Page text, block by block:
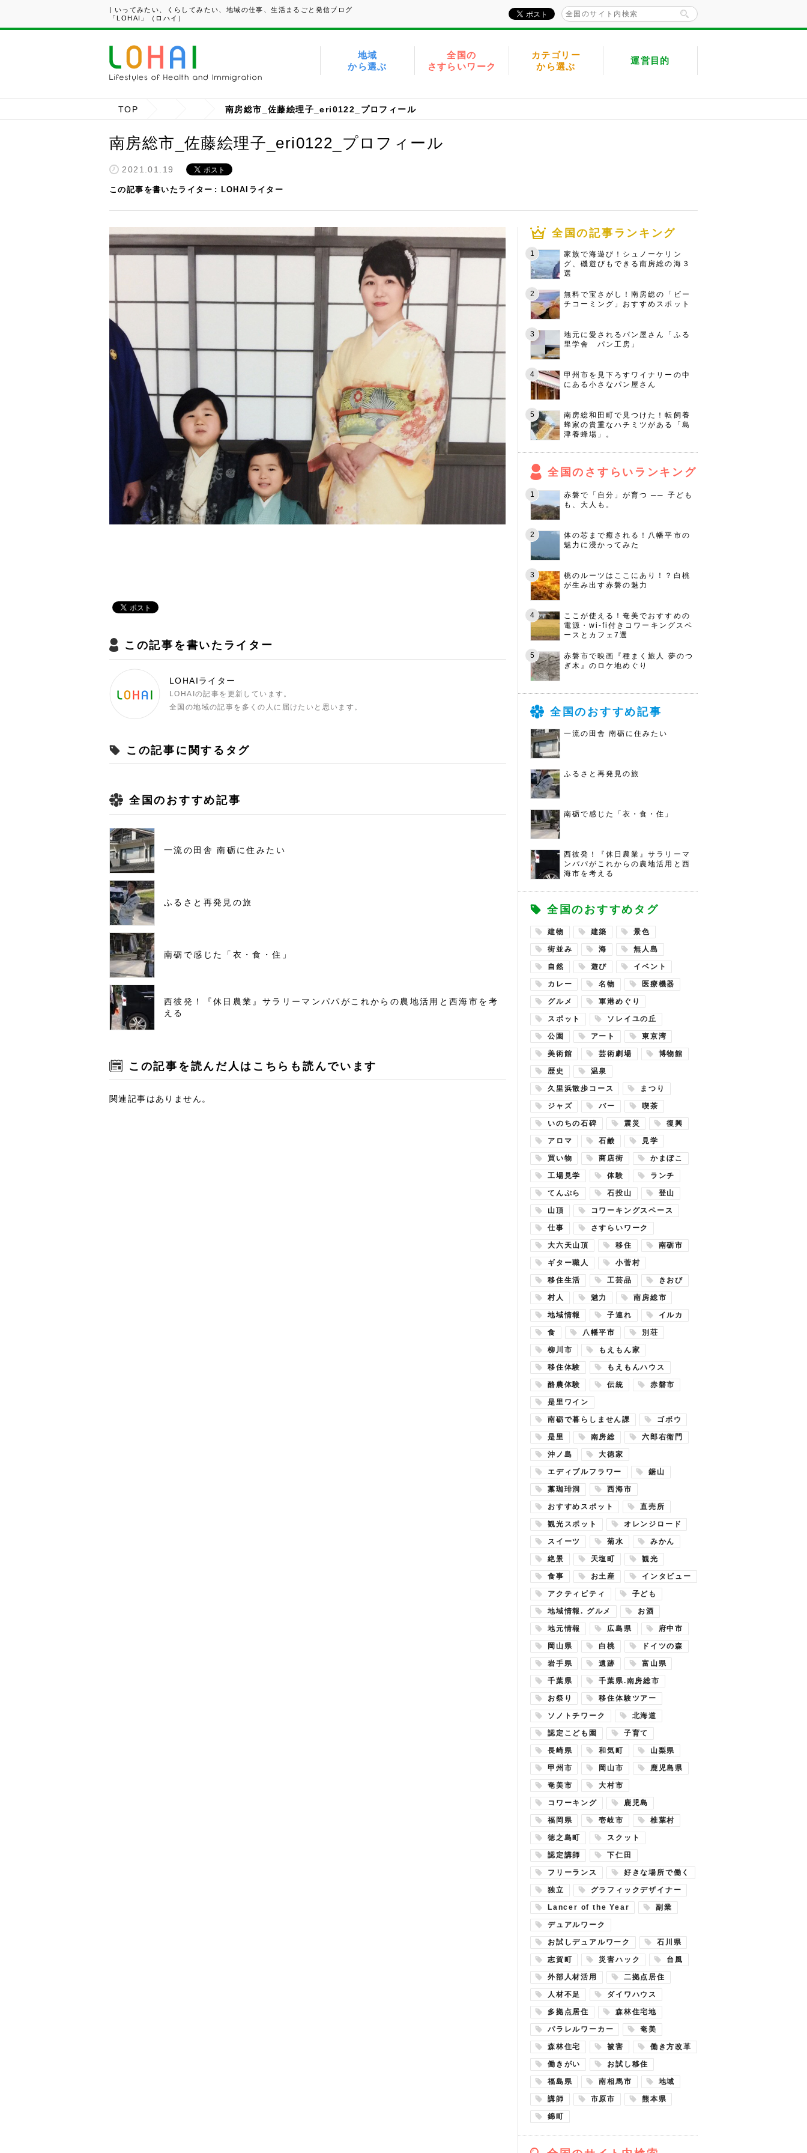
| いってみたい、くらしてみたい、地域の仕事、生活まるごと発信ブログ
「LOHAI」（ロハイ）
地域
から選ぶ
全国の
さすらいワーク
カテゴリー
から選ぶ
運営目的
TOP 南房総市_佐藤絵理子_eri0122_プロフィール
南房総市_佐藤絵理子_eri0122_プロフィール
2021.01.19
この記事を書いたライター LOHAIライター
この記事を書いたライター
LOHAIライター
LOHAIの記事を更新しています。
全国の地域の記事を多くの人に届けたいと思います。
この記事に関するタグ
全国のおすすめ記事
一流の田舎 南砺に住みたい
ふるさと再発見の旅
南砺で感じた「衣・食・住」
西彼発！『休日農業』サラリーマンパパがこれからの農地活用と西海市を考
える
この記事を読んだ人はこちらも読んでいます
関連記事はありません。
全国の記事ランキング
家族で海遊び！シュノーケリン
グ、磯遊びもできる南房総の海３
選
無料で宝さがし！南房総の「ビー
チコーミング」おすすめスポット
地元に愛されるパン屋さん「ふる
里学舎 パン工房」
甲州市を見下ろすワイナリーの中
にある小さなパン屋さん
南房総和田町で見つけた！転飼養
蜂家の貴重なハチミツがある「島
津養蜂場」。
全国のさすらいランキング
赤磐で「自分」が育つ ── 子ども
も、大人も。
体の芯まで癒される！八幡平市の
魅力に浸かってみた
桃のルーツはここにあり！？白桃
が生み出す赤磐の魅力
ここが使える！奄美でおすすめの
電源・wi-fi付きコワーキングスペ
ースとカフェ7選
赤磐市で映画『種まく旅人 夢のつ
ぎ木』のロケ地めぐり
全国のおすすめ記事
一流の田舎 南砺に住みたい
ふるさと再発見の旅
南砺で感じた「衣・食・住」
西彼発！『休日農業』サラリーマ
ンパパがこれからの農地活用と西
海市を考える
全国のおすすめタグ
建物 建築 景色
街並み 海 無人島
自然 遊び イベント
カレー 名物 医療機器
グルメ 軍港めぐり
スポット ソレイユの丘
公園 アート 東京湾
美術館 芸術劇場 博物館
歴史 温泉
久里浜散歩コース まつり
ジャズ バー 喫茶
いのちの石碑 震災 復興
アロマ 石鹸 見学
買い物 商店街 かまぼこ
工場見学 体験 ランチ
てんぷら 石投山 登山
山頂 コワーキングスペース
仕事 さすらいワーク
大六天山頂 移住 南砺市
ギター職人 小菅村
移住生活 工芸品 きおび
村人 魅力 南房総市
地域情報 子連れ イルカ
食 八幡平市 別荘
柳川市 もえもん家
移住体験 もえもんハウス
酪農体験 伝統 赤磐市
是里ワイン
南砺で暮らしません課 ゴボウ
是里 南房総 六郎右衛門
沖ノ島 大徳家
エディブルフラワー 鋸山
藁珈琲洞 西海市
おすすめスポット 直売所
観光スポット オレンジロード
スイーツ 菊水 みかん
絶景 天塩町 観光
食事 お土産 インタビュー
アクティビティ 子ども
地域情報. グルメ お酒
地元情報 広島県 府中市
岡山県 白桃 ドイツの森
岩手県 遺跡 富山県
千葉県 千葉県.南房総市
お祭り 移住体験ツアー
ソノトチワーク 北海道
認定こども園 子育て
長崎県 和気町 山梨県
甲州市 岡山市 鹿児島県
奄美市 大村市
コワーキング 鹿児島
福岡県 壱岐市 椎葉村
徳之島町 スクット
認定講師 下仁田
フリーランス 好きな場所で働く
独立 グラフィックデザイナー
Lancer of the Year 副業
デュアルワーク
お試しデュアルワーク 石川県
志賀町 災害ハック 台風
外部人材活用 二拠点居住
人材不足 ダイワハウス
多拠点居住 森林住宅地
パラレルワーカー 奄美
森林住宅 被害 働き方改革
働きがい お試し移住
福島県 南相馬市 地域
講師 市原市 熊本県
錦町